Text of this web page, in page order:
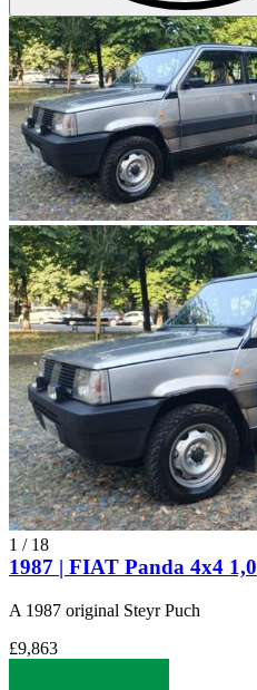
1 / 18
1987 | FIAT Panda 4x4 1,0
A 1987 original Steyr Puch
£9,863